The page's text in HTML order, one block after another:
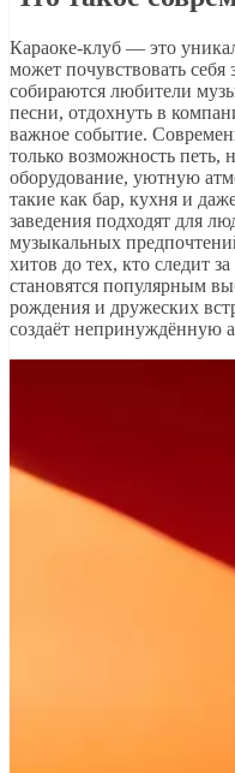
Караоке-клуб — это
может почувствовать себя
собираются любители
песни, отдохнуть в
важное событие.
только возможность петь,
оборудование, уютную
такие как бар, кухня и
заведения подходят для
музыкальных
хитов до тех, кто следит
становятся популярным
рождения и дружеских
создаёт непринуждённую